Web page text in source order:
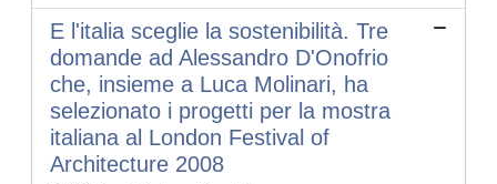
E l'italia sceglie la sostenibilità. Tre
domande ad Alessandro D'Onofrio
che, insieme a Luca Molinari, ha
selezionato i progetti per la mostra
italiana al London Festival of
Architecture 2008